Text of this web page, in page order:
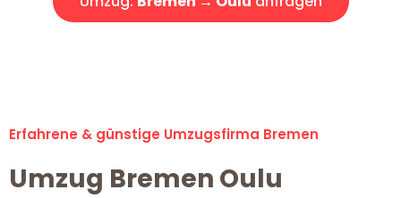
Erfahrene & günstige Umzugsfirma Bremen
Umzug Bremen Oulu